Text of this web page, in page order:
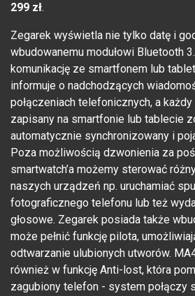
299 zł.
Zegarek wyświetla nie tylko datę i
wbudowanemu modułowi Bluetooth
komunikację ze smartfonem lub
informuje o nadchodzących
połączeniach telefonicznych, a
zapisany na smartfonie lub tablecie
automatycznie synchronizowany i
Poza możliwością dzwonienia za
smartwatch’a możemy sterować
naszych urządzeń np. uruchamiać
fotograficznego telefonu lub też
głosowe. Zegarek posiada także
może pełnić funkcję pilota,
odtwarzanie ulubionych utworów.
również w funkcję Anti-lost, która
zagubiony telefon - system połączy